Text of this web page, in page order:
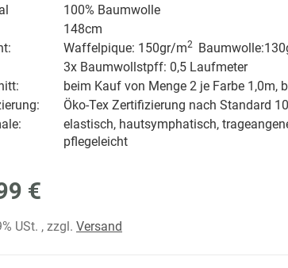
100% Baumwolle
148cm
Waffelpique: 150gr/m2
3x Baumwollstpff: 0,5 Laufmeter
beim Kauf von Menge 2 je Farbe 1,0m,
Öko-Tex Zertifizierung nach Standard
elastisch, hautsymphatisch,
pflegeleicht
€
USt. , zzgl. Versand